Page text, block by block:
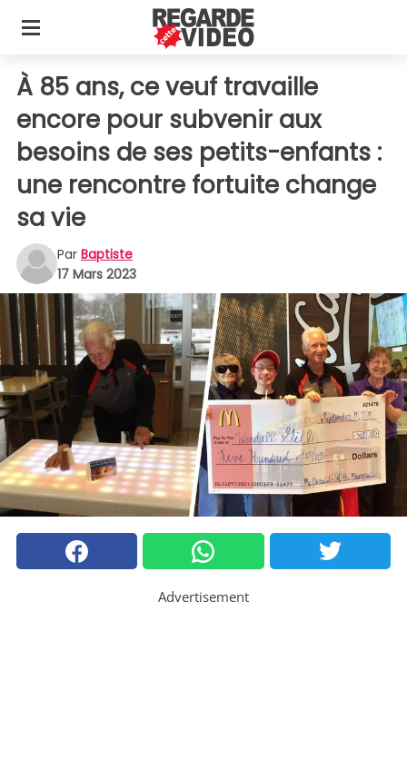
À 85 ans, ce veuf travaille
encore pour subvenir aux
besoins de ses petits-enfants :
une rencontre fortuite change
sa vie
Par Baptiste
17 Mars 2023
Advertisement